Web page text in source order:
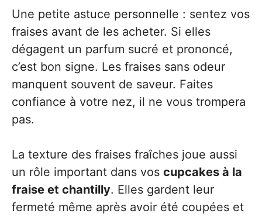
Une petite astuce personnelle : sentez vos
fraises avant de les acheter. Si elles
dégagent un parfum sucré et prononcé,
c’est bon signe. Les fraises sans odeur
manquent souvent de saveur. Faites
confiance à votre nez, il ne vous trompera
pas.
La texture des fraises fraîches joue aussi
un rôle important dans vos cupcakes à la
fraise et chantilly. Elles gardent leur
fermeté même après avoir été coupées et